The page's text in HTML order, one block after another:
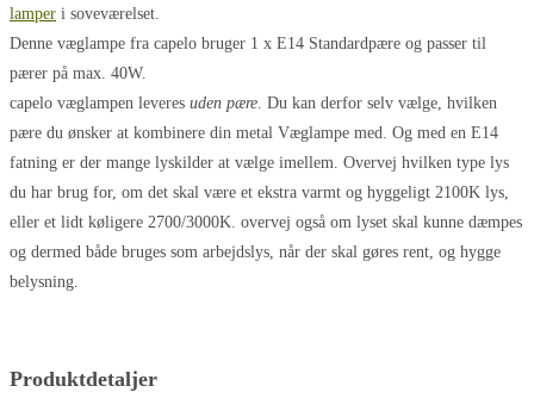
lamper i soveværelset.
Denne væglampe fra capelo bruger 1 x E14 Standardpære og passer til
pærer på max. 40W.
capelo væglampen leveres uden pære . Du kan derfor selv vælge, hvilken
pære du ønsker at kombinere din metal Væglampe med. Og med en E14
fatning er der mange lyskilder at vælge imellem. Overvej hvilken type lys
du har brug for, om det skal være et ekstra varmt og hyggeligt 2100K lys,
eller et lidt køligere 2700/3000K. overvej også om lyset skal kunne dæmpes
og dermed både bruges som arbejdslys, når der skal gøres rent, og hygge
belysning.
Produktdetaljer